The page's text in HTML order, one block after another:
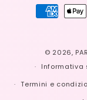
Metodi
© 2026,
Informativa
Termini e